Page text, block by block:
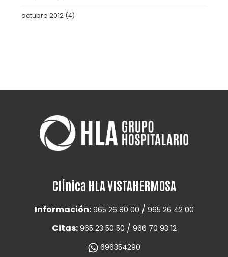
octubre 2012 (4)
Clínica HLA VISTAHERMOSA
Información: 965 26 80 00 / 965 26 42 00
Citas: 965 23 50 50 / 966 70 93 12
696354290